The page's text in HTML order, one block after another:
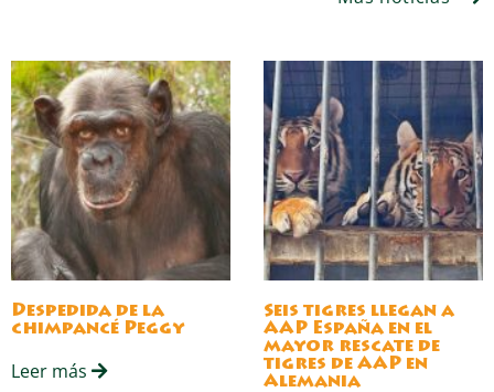
Despedida de la
chimpancé Peggy
Leer más
Seis tigres llegan a
AAP España en el
mayor rescate de
tigres de AAP en
Alemania